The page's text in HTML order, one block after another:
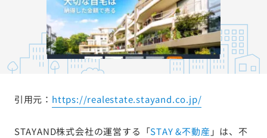
引用元： https://realestate.stayand.co.jp/
STAYAND株式会社の運営する「STAY &不動産 」は、不